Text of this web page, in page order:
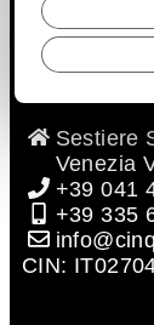
Sestiere
Venezia
+39 041
+39 335
CIN: